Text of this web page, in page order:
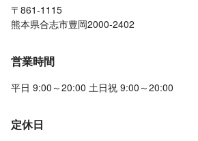
〒861-1115
熊本県合志市豊岡2000-2402
営業時間
平日 9:00～20:00 土日祝 9:00～20:00
定休日